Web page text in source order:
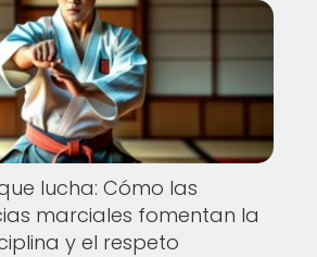
lucha: Cómo las
marciales fomentan la
y el respeto